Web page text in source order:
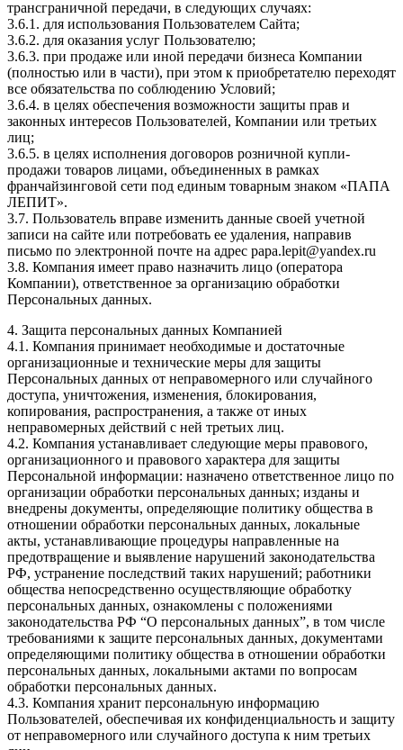
трансграничной передачи, в следующих случаях:
3.6.1. для использования Пользователем Сайта;
3.6.2. для оказания услуг Пользователю;
3.6.3. при продаже или иной передачи бизнеса Компании
(полностью или в части), при этом к приобретателю переходят
все обязательства по соблюдению Условий;
3.6.4. в целях обеспечения возможности защиты прав и
законных интересов Пользователей, Компании или третьих
лиц;
3.6.5. в целях исполнения договоров розничной купли-
продажи товаров лицами, объединенных в рамках
франчайзинговой сети под единым товарным знаком «ПАПА
ЛЕПИТ».
3.7. Пользователь вправе изменить данные своей учетной
записи на сайте или потребовать ее удаления, направив
письмо по электронной почте на адрес papa.lepit@yandex.ru
3.8. Компания имеет право назначить лицо (оператора
Компании), ответственное за организацию обработки
Персональных данных.
4. Защита персональных данных Компанией
4.1. Компания принимает необходимые и достаточные
организационные и технические меры для защиты
Персональных данных от неправомерного или случайного
доступа, уничтожения, изменения, блокирования,
копирования, распространения, а также от иных
неправомерных действий с ней третьих лиц.
4.2. Компания устанавливает следующие меры правового,
организационного и правового характера для защиты
Персональной информации: назначено ответственное лицо по
организации обработки персональных данных; изданы и
внедрены документы, определяющие политику общества в
отношении обработки персональных данных, локальные
акты, устанавливающие процедуры направленные на
предотвращение и выявление нарушений законодательства
РФ, устранение последствий таких нарушений; работники
общества непосредственно осуществляющие обработку
персональных данных, ознакомлены с положениями
законодательства РФ “О персональных данных”, в том числе
требованиями к защите персональных данных, документами
определяющими политику общества в отношении обработки
персональных данных, локальными актами по вопросам
обработки персональных данных.
4.3. Компания хранит персональную информацию
Пользователей, обеспечивая их конфиденциальность и защиту
от неправомерного или случайного доступа к ним третьих